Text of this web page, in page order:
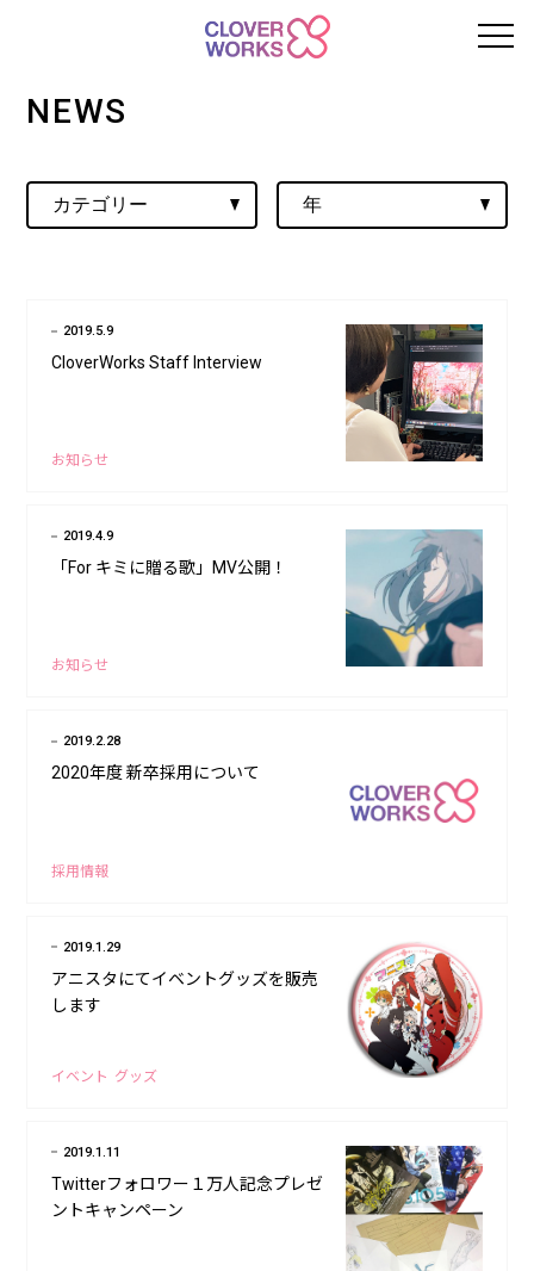
NEWS
2019.5.9
CloverWorks Staff Interview
お知らせ
2019.4.9
「For キミに贈る歌」MV公開！
お知らせ
2019.2.28
2020年度 新卒採用について
採用情報
2019.1.29
アニスタにてイベントグッズを販売
します
イベント グッズ
2019.1.11
Twitterフォロワー１万人記念プレゼ
ントキャンペーン